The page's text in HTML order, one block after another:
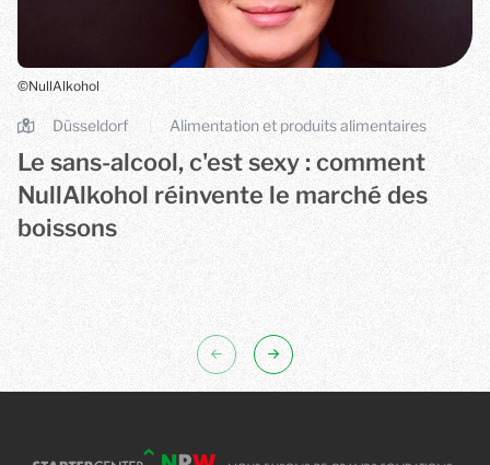
©NullAlkohol
Düsseldorf | Alimentation et produits alimentaires
Le sans-alcool, c'est sexy : comment
NullAlkohol réinvente le marché des
boissons